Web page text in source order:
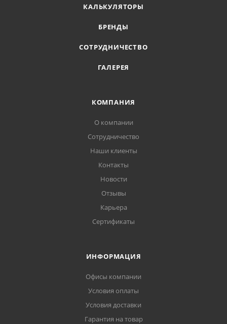
КАЛЬКУЛЯТОРЫ
БРЕНДЫ
СОТРУДНИЧЕСТВО
ГАЛЕРЕЯ
КОМПАНИЯ
О компании
Сотрудничество
Наши клиенты
Контакты
Новости
Отзывы
Карьера
Сертификаты
ИНФОРМАЦИЯ
Офисы компании
Условия оплаты
Условия доставки
Гарантия на товар